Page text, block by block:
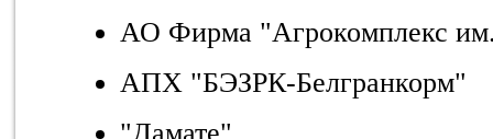
АО Фирма "Агрокомплекс
АПХ "БЭЗРК-Белгранкорм"